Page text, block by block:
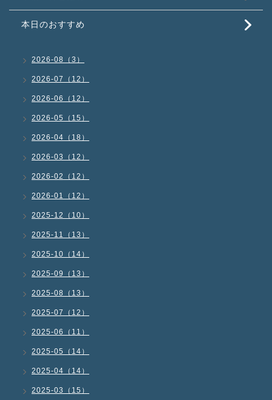
本日のおすすめ
2026-08（3）
2026-07（12）
2026-06（12）
2026-05（15）
2026-04（18）
2026-03（12）
2026-02（12）
2026-01（12）
2025-12（10）
2025-11（13）
2025-10（14）
2025-09（13）
2025-08（13）
2025-07（12）
2025-06（11）
2025-05（14）
2025-04（14）
2025-03（15）